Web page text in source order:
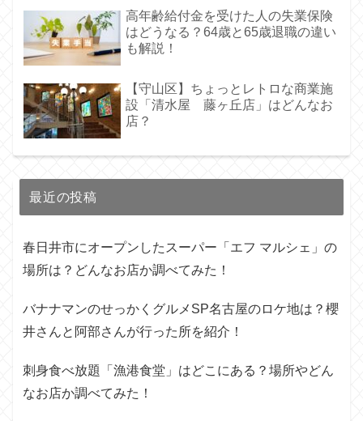
高年齢給付金を受けた人の失業保険
はどうなる？64歳と65歳退職の違い
も解説！
【守山区】ちょっとレトロな商業施
設「清水屋 藤ヶ丘店」はどんなお
店？
最近の投稿
春日井市にオープンしたスーパー「エフ マルシェ」の
場所は？どんなお店か調べてみた！
バナナマンのせっかくグルメSP名古屋のロケ地は？櫻
井さんと阿部さんが行った所を紹介！
刺身食べ放題「漁港食堂」はどこにある？場所やどん
なお店か調べてみた！